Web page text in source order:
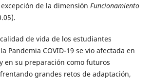
de la dimensión Funcionamiento
de vida de los estudiantes
Pandemia COVID-19 se vio afectada en
en su preparación como futuros
grandes retos de adaptación,